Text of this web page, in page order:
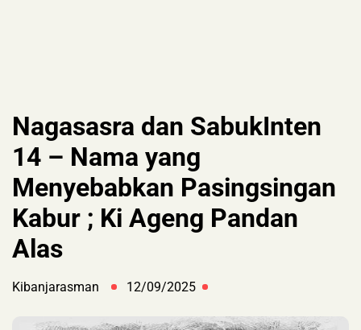
Nagasasra dan SabukInten
14 – Nama yang
Menyebabkan Pasingsingan
Kabur ; Ki Ageng Pandan
Alas
Kibanjarasman 12/09/2025